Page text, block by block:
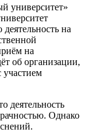
университет»
на
на
об организации,
участием
деятельность
Однако